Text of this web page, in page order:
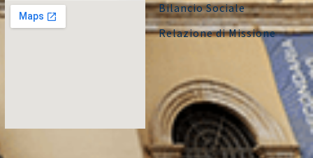
Bilancio Sociale
Relazione di Missione